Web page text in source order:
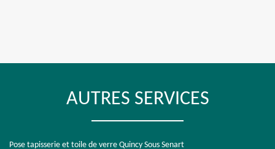
AUTRES SERVICES
Pose tapisserie et toile de verre Quincy Sous Senart